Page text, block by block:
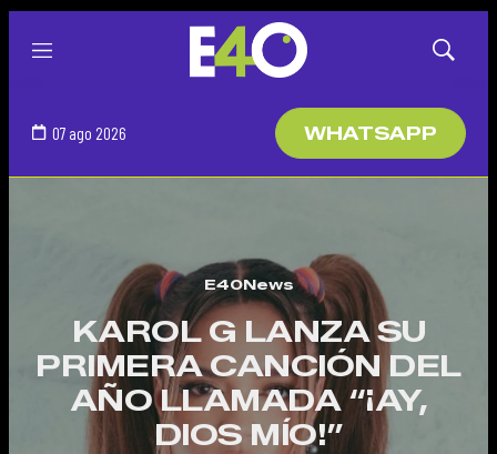
Menú
Mostrar
07 ago 2026 WHATSAPP
E40News
KAROL G LANZA SU
PRIMERA CANCIÓN DEL
AÑO LLAMADA “¡AY,
DIOS MÍO!”